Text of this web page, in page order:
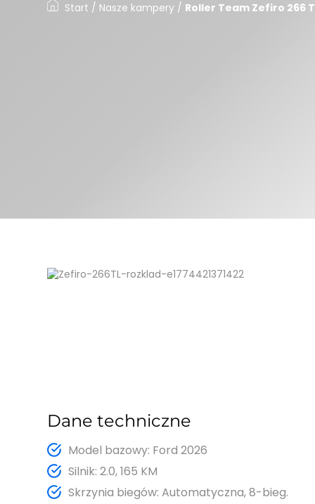
Start / Nasze kampery / Roller Team Zefiro 266
Dane techniczne
Model bazowy: Ford 2026
Silnik: 2.0, 165 KM
Skrzynia biegów: Automatyczna, 8-bieg.